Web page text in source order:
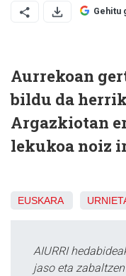
Gehitu
Aurrekoan
bildu da
Argazkiotan
lekukoa noiz
EUSKARA
AIURRI
jaso eta